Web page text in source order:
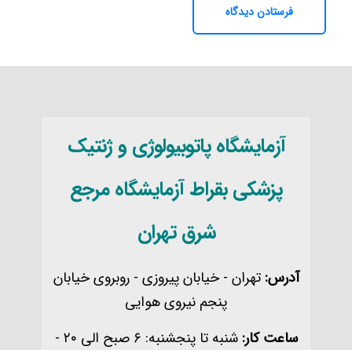
آزمایشگاه پاتوبیولوژی و ژنتیک
پزشکی بقراطآزمایشگاه مرجع
شرق تهران
آدرس: تهران - خیابان پیروزی - روبروی خیابان
پنجم نیروی هوایی
ساعت کار:
شنبه تا پنجشنبه: ۶ صبح الی ۲۰ -